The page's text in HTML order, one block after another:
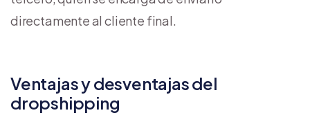
directamente al cliente final.
Ventajas y desventajas del
dropshipping